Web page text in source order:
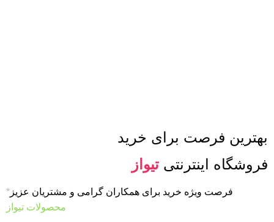
بهترین فرصت برای خرید
فروشگاه اینترنتی تیواز
فرصت ویژه خرید برای همکاران گرامی و مشتریان عزیز *
محصولات تیواز